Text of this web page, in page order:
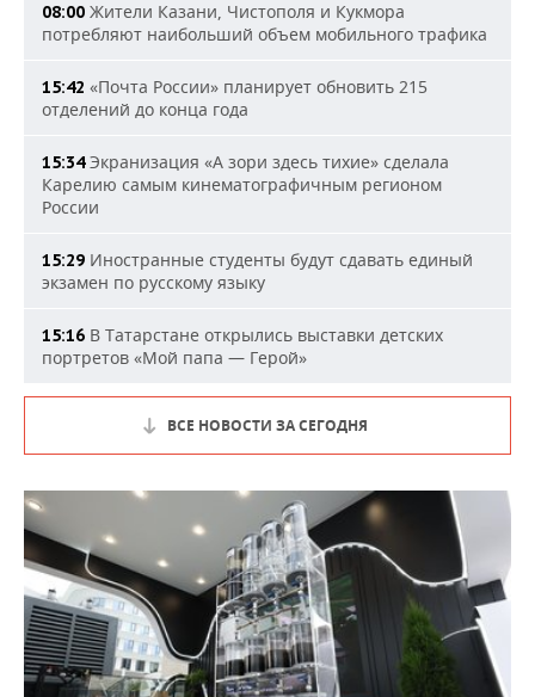
08:00 Жители Казани, Чистополя и Кукмора
потребляют наибольший объем мобильного трафика
15:42 «Почта России» планирует обновить 215
отделений до конца года
15:34Экранизация «А зори здесь тихие» сделала
Карелию самым кинематографичным регионом
России
15:29 Иностранные студенты будут сдавать единый
экзамен по русскому языку
15:16 В Татарстане открылись выставки детских
портретов «Мой папа — Герой»
ВСЕ НОВОСТИ ЗА СЕГОДНЯ